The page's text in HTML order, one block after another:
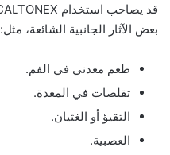
بعض الآثار الجانبية الشائعة، مثل:
طعم معدني في الفم.
تقلصات في المعدة.
التقيؤ أو الغثيان.
العصبية.